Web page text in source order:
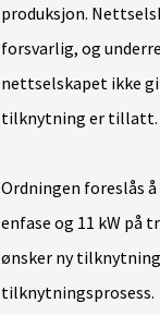
produksjon.
forsvarlig, og
nettselskapet ikke
tilknytning er tillatt.
Ordningen foreslås
enfase og 11 kW på
ønsker ny
tilknytningsprosess.